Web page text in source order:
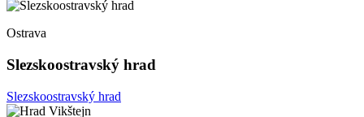
Ostrava
Slezskoostravský hrad
Slezskoostravský hrad